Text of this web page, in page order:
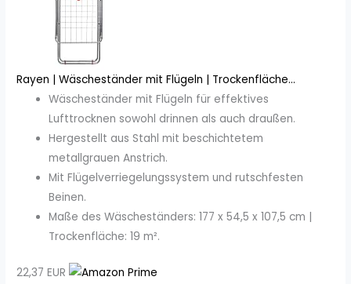
Rayen | Wäscheständer mit Flügeln | Trockenfläche...
Wäscheständer mit Flügeln für effektives
Lufttrocknen sowohl drinnen als auch draußen.
Hergestellt aus Stahl mit beschichtetem
metallgrauen Anstrich.
Mit Flügelverriegelungssystem und rutschfesten
Beinen.
Maße des Wäscheständers: 177 x 54,5 x 107,5 cm |
Trockenfläche: 19 m².
22,37 EUR